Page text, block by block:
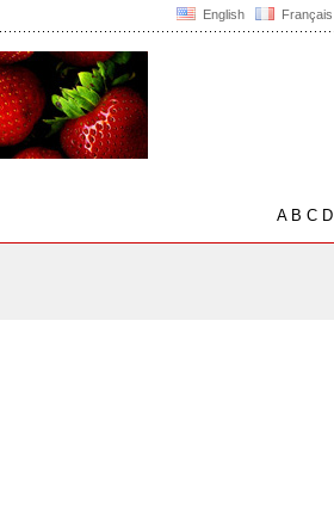
English Français
AB C D